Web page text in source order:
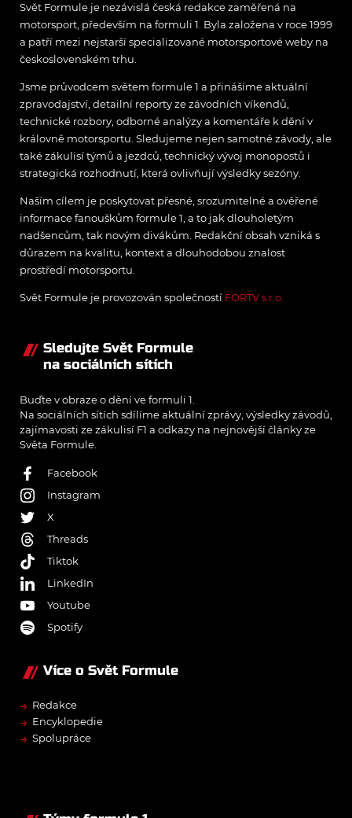
Svět Formule je nezávislá česká redakce zaměřená na
motorsport, především na formuli 1. Byla založena v roce 1999
a patří mezi nejstarší specializované motorsportové weby na
československém trhu.
Jsme průvodcem světem formule 1 a přinášíme aktuální
zpravodajství, detailní reporty ze závodních víkendů,
technické rozbory, odborné analýzy a komentáře k dění v
královně motorsportu. Sledujeme nejen samotné závody, ale
také zákulisí týmů a jezdců, technický vývoj monopostů i
strategická rozhodnutí, která ovlivňují výsledky sezóny.
Naším cílem je poskytovat přesné, srozumitelné a ověřené
informace fanouškům formule 1, a to jak dlouholetým
nadšencům, tak novým divákům. Redakční obsah vzniká s
důrazem na kvalitu, kontext a dlouhodobou znalost
prostředí motorsportu.
Svět Formule je provozován společností FORTV s.r.o.
Sledujte Svět Formule
na sociálních sítích
Buďte v obraze o dění ve formuli 1.
Na sociálních sítích sdílíme aktuální zprávy, výsledky závodů,
zajímavosti ze zákulisí F1 a odkazy na nejnovější články ze
Světa Formule.
Facebook
Instagram
X
Threads
Tiktok
LinkedIn
Youtube
Spotify
Více o Svět Formule
→ Redakce
→ Encyklopedie
→ Spolupráce